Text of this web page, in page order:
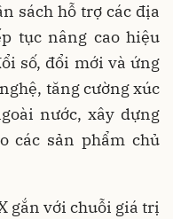
sách hỗ trợ các địa
tục nâng cao hiệu
số, đổi mới và ứng
tăng cường xúc
nước, xây dựng
các sản phẩm chủ
gắn với chuỗi giá trị